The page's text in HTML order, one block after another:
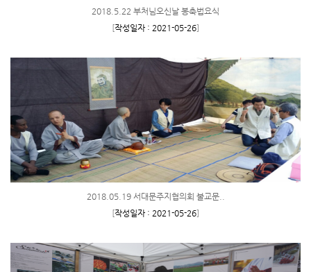
2018.5.22 부처님오신날 봉축법요식
[작성일자 : 2021-05-26]
2018.05.19 서대문주지협의회 불교문..
[작성일자 : 2021-05-26]